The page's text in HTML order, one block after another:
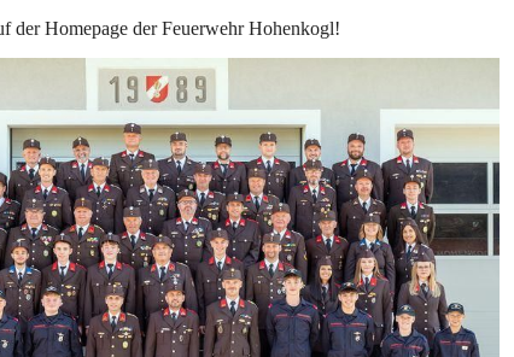
der Homepage der Feuerwehr Hohenkogl!